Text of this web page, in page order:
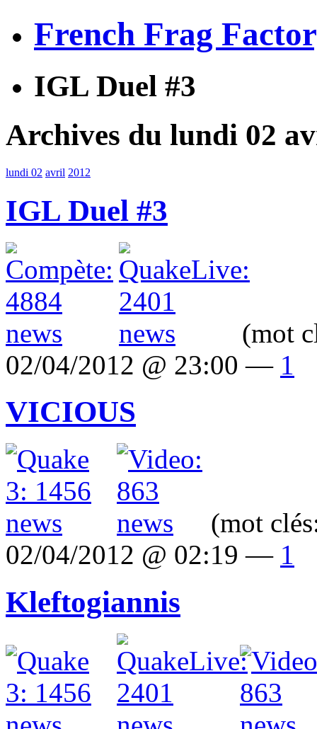
French Frag
IGL Duel #3
Archives du lundi 02
lundi 02 avril 2012
IGL Duel #3
(mot
02/04/2012 @ 23:00 — 1
VICIOUS
(mot
02/04/2012 @ 02:19 — 1
Kleftogiannis